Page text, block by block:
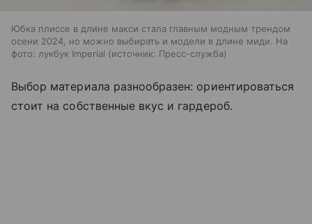
Юбка плиссе в длине макси стала главным модным трендом
осени 2024, но можно выбирать и модели в длине миди. На
фото: лукбук Imperial
источник: Пресс-служба
Выбор материала разнообразен: ориентироваться
стоит на собственные вкус и гардероб.